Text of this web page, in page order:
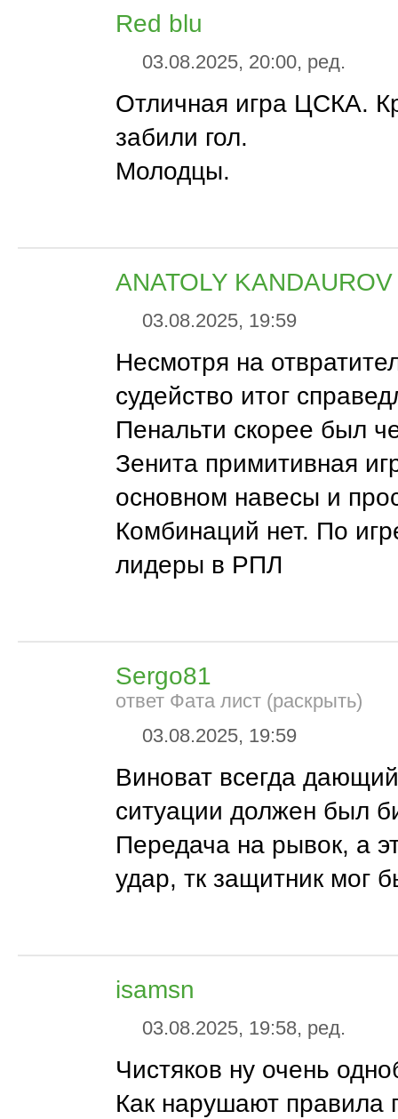
Red blu
03.08.2025, 20:00, ред.
Отличная игра ЦСКА.
забили гол.
Молодцы.
ANATOLY KANDAUROV
03.08.2025, 19:59
Несмотря на
судейство итог
Пенальти скорее был
Зенита примитивная
основном навесы и
Комбинаций нет. По
лидеры в РПЛ
Sergo81
ответ Фата лист (раскрыть)
03.08.2025, 19:59
Виноват всегда
ситуации должен был
Передача на рывок, а
удар, тк защитник мог
isamsn
03.08.2025, 19:58, ред.
Чистяков ну очень
Как нарушают правила